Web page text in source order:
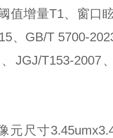
值增量T1、窗口
、 GB/T 5700-
、 JGJ/T153-2007
元尺寸